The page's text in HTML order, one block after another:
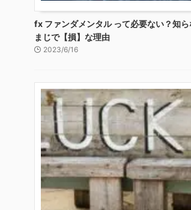
fx ファンダメンタル って必要ない？知ら
まじで【損】な理由
2023/6/16